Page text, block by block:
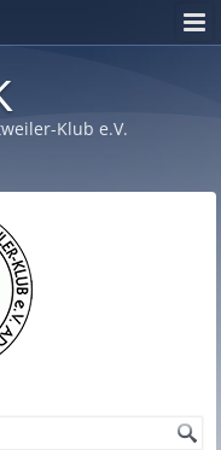
Klub e.V.